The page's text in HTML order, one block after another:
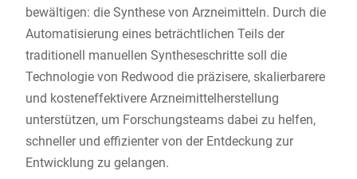
bewältigen: die Synthese von Arzneimitteln. Durch die
Automatisierung eines beträchtlichen Teils der
traditionell manuellen Syntheseschritte soll die
Technologie von Redwood die präzisere, skalierbarere
und kosteneffektivere Arzneimittelherstellung
unterstützen, um Forschungsteams dabei zu helfen,
schneller und effizienter von der Entdeckung zur
Entwicklung zu gelangen.